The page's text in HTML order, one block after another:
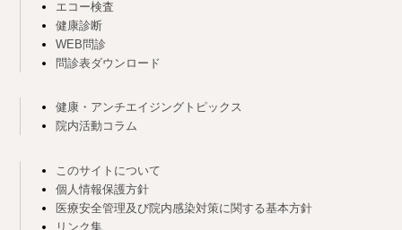
エコー検査
健康診断
WEB問診
問診表ダウンロード
健康・アンチエイジングトピックス
院内活動コラム
このサイトについて
個人情報保護方針
医療安全管理及び院内感染対策に関する基本方針
リンク集